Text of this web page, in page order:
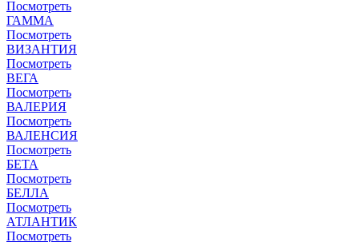
Посмотреть
ГАММА
Посмотреть
ВИЗАНТИЯ
Посмотреть
ВЕГА
Посмотреть
ВАЛЕРИЯ
Посмотреть
ВАЛЕНСИЯ
Посмотреть
БЕТА
Посмотреть
БЕЛЛА
Посмотреть
АТЛАНТИК
Посмотреть